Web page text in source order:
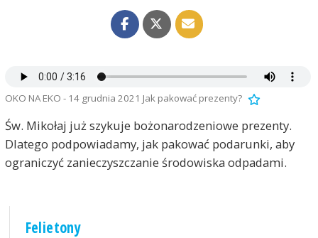
OKO NA EKO - 14 grudnia 2021 Jak pakować prezenty?
Św. Mikołaj już szykuje bożonarodzeniowe prezenty.
Dlatego podpowiadamy, jak pakować podarunki, aby
ograniczyć zanieczyszczanie środowiska odpadami.
Felietony